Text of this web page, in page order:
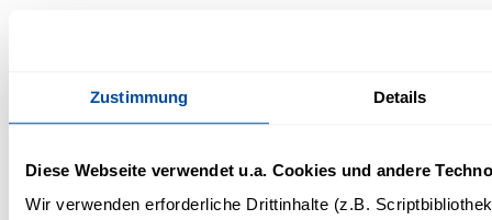
Zustimmung Details
Diese Webseite verwendet u.a. Cookies und andere
Wir verwenden erforderliche Drittinhalte (z.B.